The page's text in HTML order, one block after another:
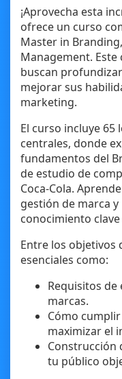
¡Aprovecha esta
ofrece un curso
Master in
Management. Este
buscan
mejorar sus
marketing.
El curso incluye 65
centrales, donde
fundamentos del
de estudio de
Coca-Cola.
gestión de marca
conocimiento
Entre los objetivos
esenciales como:
Requisitos de
marcas.
Cómo
maximizar el
Construcción
tu público